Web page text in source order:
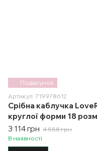
Подарунок
Артикул: 719978612
Срібна каблучка
круглої форми 18
3 114 грн 4 558 грн
В наявності